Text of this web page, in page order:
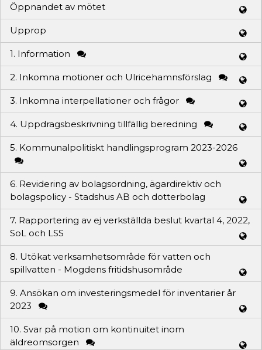
Öppnandet av mötet
Upprop
1. Information
2. Inkomna motioner och Ulricehamnsförslag
3. Inkomna interpellationer och frågor
4. Uppdragsbeskrivning tillfällig beredning
5. Kommunalpolitiskt handlingsprogram 2023-2026
6. Revidering av bolagsordning, ägardirektiv och
bolagspolicy - Stadshus AB och dotterbolag
7. Rapportering av ej verkställda beslut kvartal 4, 2022,
SoL och LSS
8. Utökat verksamhetsområde för vatten och
spillvatten - Mogdens fritidshusområde
9. Ansökan om investeringsmedel för inventarier år
2023
10. Svar på motion om kontinuitet inom
äldreomsorgen